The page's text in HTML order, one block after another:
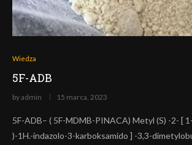
Wiedza
5F-ADB
byadmin 15 marca, 2023
5F-ADB– ( 5F-MDMB-PINACA) Metyl (S) -2- [
)-1H.-indazolo-3-karboksamido ] -3,3-